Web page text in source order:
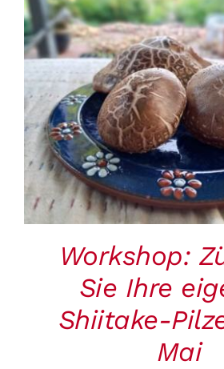
BUCHEN
DETAILS
Workshop:
Sie Ihre
Shiitake-
Mai